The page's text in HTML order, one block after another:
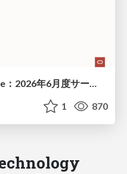
Oracle Cloud Infrastructure：2026年6月度サービス・アップデート
1 870